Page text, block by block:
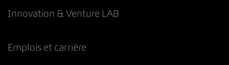
Innovation & Venture LAB
Emplois et carrière